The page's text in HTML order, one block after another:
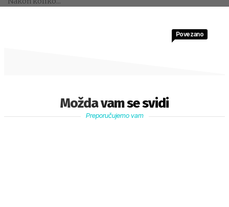
Možda vam se svidi
Povezano
Preporučujemo vam